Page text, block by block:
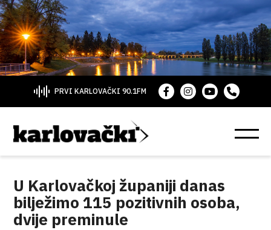
PRVI KARLOVAČKI 90.1FM
U Karlovačkoj županiji danas
bilježimo 115 pozitivnih osoba,
dvije preminule